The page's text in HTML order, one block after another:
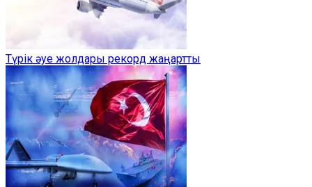
Түрік әуе жолдары рекорд жаңартты